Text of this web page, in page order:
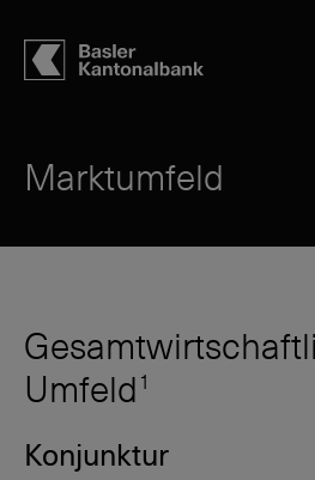
Marktumfeld
Umfeld 1
Konjunktur